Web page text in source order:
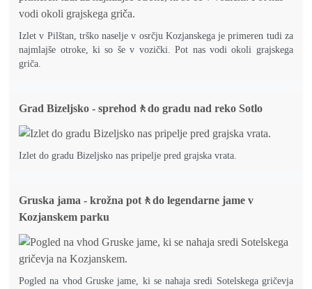
Izlet v Pilštan, trško naselje v osrčju Kozjanskega je primeren tudi za
najmlajše otroke, ki so še v vozički. Pot nas vodi okoli grajskega
griča.
Grad Bizeljsko - sprehod🚶do gradu nad reko Sotlo
Izlet do gradu Bizeljsko nas pripelje pred grajska vrata.
Gruska jama - krožna pot🚶do legendarne jame v
Kozjanskem parku
Pogled na vhod Gruske jame, ki se nahaja sredi Sotelskega gričevja